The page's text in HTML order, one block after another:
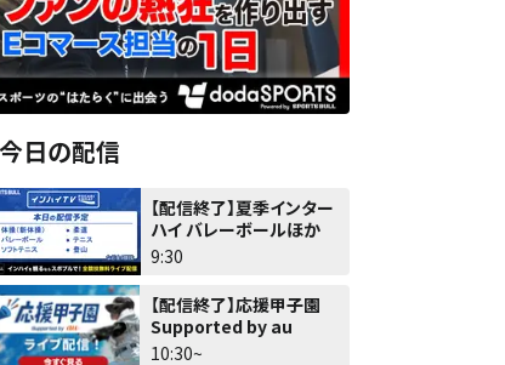
今日の配信
【配信終了】夏季インター
ハイ バレーボールほか
9:30
【配信終了】応援甲子園
Supported by au
10:30~